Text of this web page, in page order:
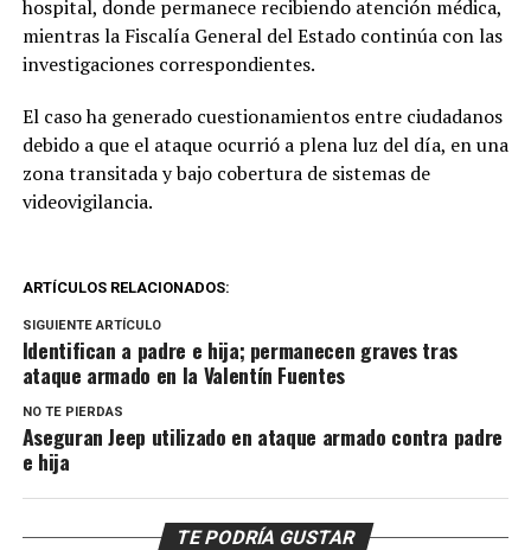
hospital, donde permanece recibiendo atención médica,
mientras la Fiscalía General del Estado continúa con las
investigaciones correspondientes.
El caso ha generado cuestionamientos entre ciudadanos
debido a que el ataque ocurrió a plena luz del día, en una
zona transitada y bajo cobertura de sistemas de
videovigilancia.
ARTÍCULOS RELACIONADOS:
SIGUIENTE ARTÍCULO
Identifican a padre e hija; permanecen graves tras
ataque armado en la Valentín Fuentes
NO TE PIERDAS
Aseguran Jeep utilizado en ataque armado contra padre
e hija
TE PODRÍA GUSTAR